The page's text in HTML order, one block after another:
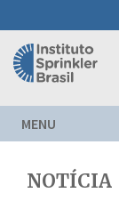
NOTÍCIA